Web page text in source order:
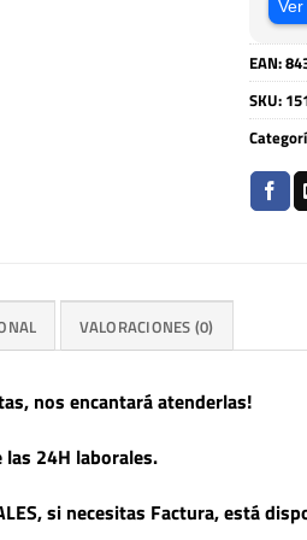
EAN:
SKU:
VALORACIONES (0)
nos encantará atenderlas!
24H laborales.
si necesitas Factura, está